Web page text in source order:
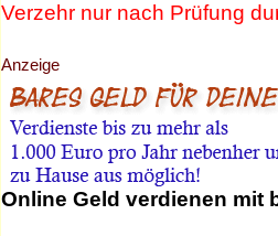
Verzehr nur nach Prüfung
Anzeige
Online Geld verdienen mit